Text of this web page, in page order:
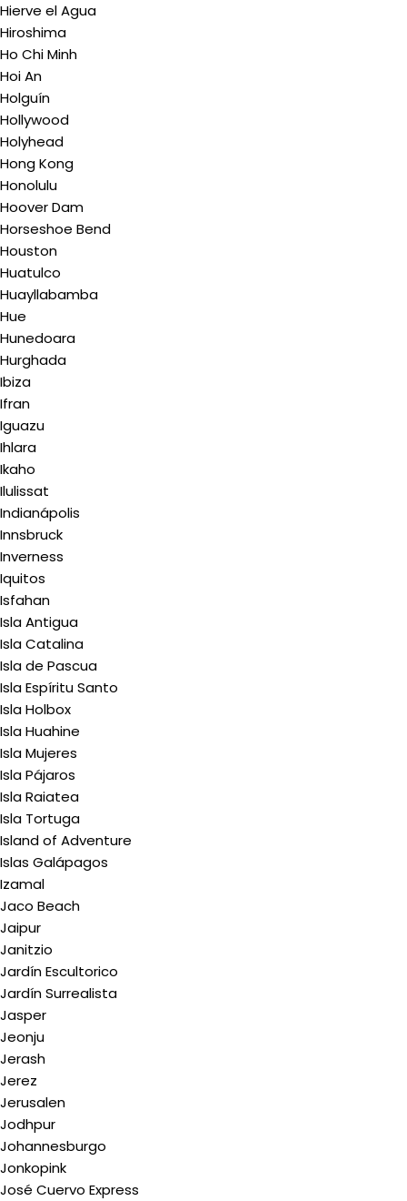
Hierve el Agua
Hiroshima
Ho Chi Minh
Hoi An
Holguín
Hollywood
Holyhead
Hong Kong
Honolulu
Hoover Dam
Horseshoe Bend
Houston
Huatulco
Huayllabamba
Hue
Hunedoara
Hurghada
Ibiza
Ifran
Iguazu
Ihlara
Ikaho
Ilulissat
Indianápolis
Innsbruck
Inverness
Iquitos
Isfahan
Isla Antigua
Isla Catalina
Isla de Pascua
Isla Espíritu Santo
Isla Holbox
Isla Huahine
Isla Mujeres
Isla Pájaros
Isla Raiatea
Isla Tortuga
Island of Adventure
Islas Galápagos
Izamal
Jaco Beach
Jaipur
Janitzio
Jardín Escultorico
Jardín Surrealista
Jasper
Jeonju
Jerash
Jerez
Jerusalen
Jodhpur
Johannesburgo
Jonkopink
José Cuervo Express